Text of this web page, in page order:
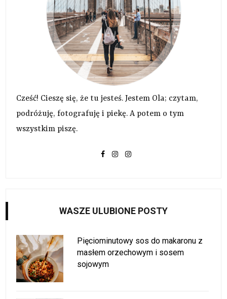
Cześć! Cieszę się, że tu jesteś. Jestem Ola; czytam,
podróżuję, fotografuję i piekę. A potem o tym
wszystkim piszę.
WASZE ULUBIONE POSTY
Pięciominutowy sos do makaronu z
masłem orzechowym i sosem
sojowym